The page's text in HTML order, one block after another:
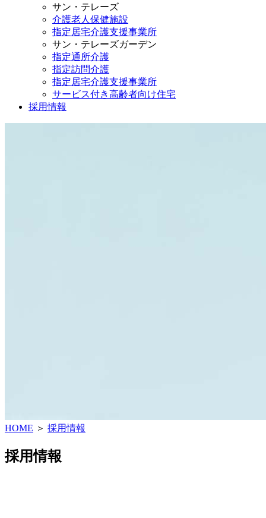
サン・テレーズ
介護老人保健施設
指定居宅介護支援事業所
サン・テレーズガーデン
指定通所介護
指定訪問介護
指定居宅介護支援事業所
サービス付き高齢者向け住宅
採用情報
HOME ＞ 採用情報
採用情報